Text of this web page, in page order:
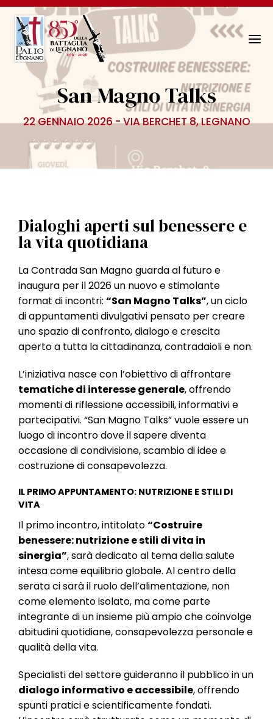
N
a
o
San Magno Talks
22 GENNAIO 2026 - VIA BERCHET 8, LEGNANO
Dialoghi aperti sul benessere e
la vita quotidiana
La Contrada San Magno guarda al futuro e
inaugura per il 2026 un nuovo e stimolante
format di incontri: “San Magno Talks”, un ciclo
di appuntamenti divulgativi pensato per creare
uno spazio di confronto, dialogo e crescita
aperto a tutta la cittadinanza, contradaioli e non.
L’iniziativa nasce con l’obiettivo di affrontare
tematiche di interesse generale, offrendo
momenti di riflessione accessibili, informativi e
partecipativi. “San Magno Talks” vuole essere un
luogo di incontro dove il sapere diventa
occasione di condivisione, scambio di idee e
costruzione di consapevolezza.
IL PRIMO APPUNTAMENTO: NUTRIZIONE E STILI DI
VITA
Il primo incontro, intitolato“Costruire
benessere: nutrizione e stili di vita in
sinergia”, sarà dedicato al tema della salute
intesa come equilibrio globale. Al centro della
serata ci sarà il ruolo dell’alimentazione, non
come elemento isolato, ma come parte
integrante di un insieme più ampio che coinvolge
abitudini quotidiane, consapevolezza personale e
qualità della vita.
Specialisti del settore guideranno il pubblico in un
dialogo informativo e accessibile, offrendo
spunti pratici e scientificamente fondati.